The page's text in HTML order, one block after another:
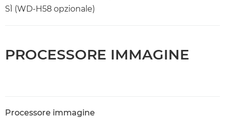
SÌ (WD-H58 opzionale)
PROCESSORE IMMAGINE
Processore immagine